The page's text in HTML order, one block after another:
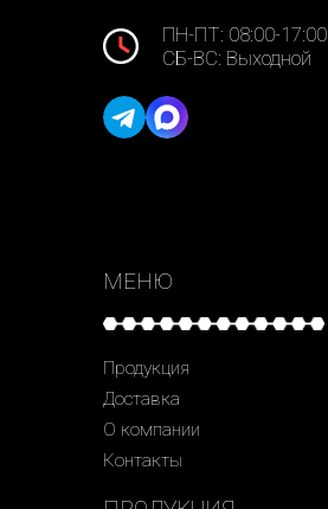
ПН-ПТ: 08:00-17:00
СБ-ВС: Выходной
МЕНЮ
Продукция
Доставка
О компании
Контакты